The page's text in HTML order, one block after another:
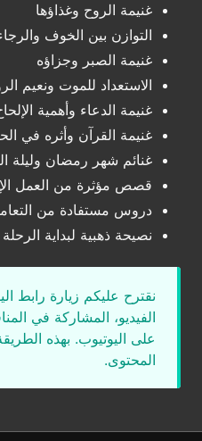
غنيمة الروح وغذاؤها
التوازن بين الخوف
غنيمة الصبر وجزاؤه
الاستعداد للموت ونعيم
غنيمة الدعاء وأهمية
غنيمة القرآن وأثره في
غنائم شهر رمضان وليلة
قصص مؤثرة من العمل
دروس مستفادة من
نصيحة ذهبية لبداية الرحلة
نقترح عليكم زيارة رابط
الفيديو، المشاركة في
على اليوتيوب. بهذه
المحتوى.